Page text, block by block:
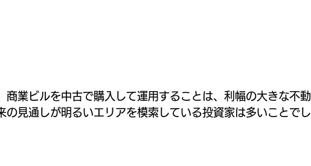
商業ビルを中古で購入して運用することは、利幅の大きな不動
の見通しが明るいエリアを模索している投資家は多いことでし